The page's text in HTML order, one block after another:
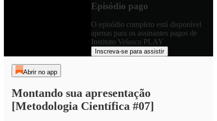
Episódio pago
O episódio completo está disponível
apenas para os assinantes pagos de
Instituto Velasco PLAY
Inscreva-se para assistir
Abrir no app
Montando sua apresentação
[Metodologia Científica #07]